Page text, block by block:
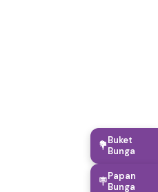
💐Buket
Bunga
🪧Papan
Bunga